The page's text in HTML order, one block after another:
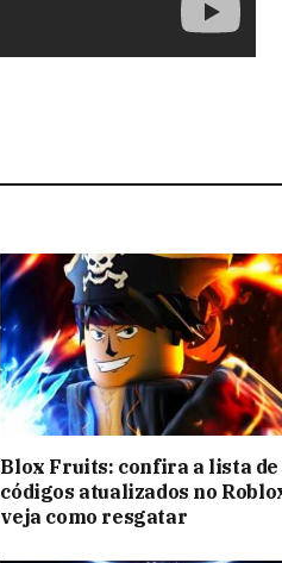
Blox Fruits: confira a lista de
códigos atualizados no
veja como resgatar